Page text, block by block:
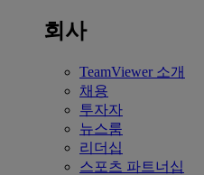
회사
TeamViewer 소개
채용
투자자
뉴스룸
리더십
스포츠 파트너십